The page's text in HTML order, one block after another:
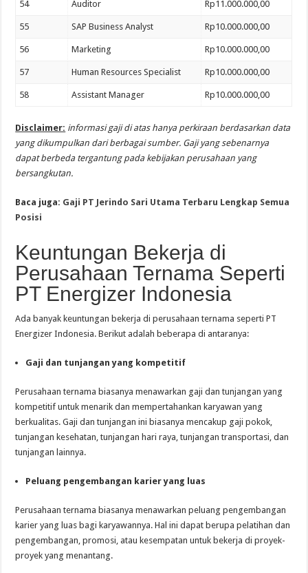
54 Auditor Rp11.000.000,00
55 SAP Business Analyst Rp10.000.000,00
56 Marketing Rp10.000.000,00
57 Human Resources Specialist Rp10.000.000,00
58 Assistant Manager Rp10.000.000,00
Disclaimer: informasi gaji di atas hanya perkiraan berdasarkan data
yang dikumpulkan dari berbagai sumber. Gaji yang sebenarnya
dapat berbeda tergantung pada kebijakan perusahaan yang
bersangkutan.
Baca juga: Gaji PT Jerindo Sari Utama Terbaru Lengkap Semua
Posisi
Keuntungan Bekerja di
Perusahaan Ternama Seperti
PT Energizer Indonesia
Ada banyak keuntungan bekerja di perusahaan ternama seperti PT
Energizer Indonesia. Berikut adalah beberapa di antaranya:
Gaji dan tunjangan yang kompetitif
Perusahaan ternama biasanya menawarkan gaji dan tunjangan yang
kompetitif untuk menarik dan mempertahankan karyawan yang
berkualitas. Gaji dan tunjangan ini biasanya mencakup gaji pokok,
tunjangan kesehatan, tunjangan hari raya, tunjangan transportasi, dan
tunjangan lainnya.
Peluang pengembangan karier yang luas
Perusahaan ternama biasanya menawarkan peluang pengembangan
karier yang luas bagi karyawannya. Hal ini dapat berupa pelatihan dan
pengembangan, promosi, atau kesempatan untuk bekerja di proyek-
proyek yang menantang.